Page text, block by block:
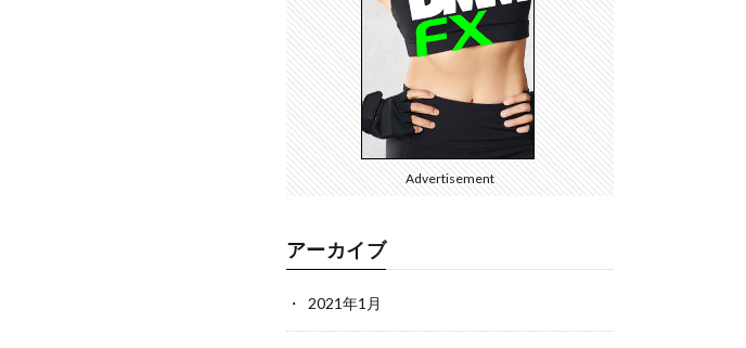
Advertisement
アーカイブ
2021年1月